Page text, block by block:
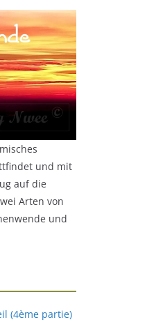
und mit
auf die
Arten von
und
(4ème partie)